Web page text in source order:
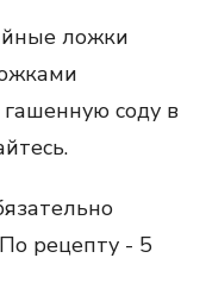
ложки
гашенную соду в
рецепту - 5